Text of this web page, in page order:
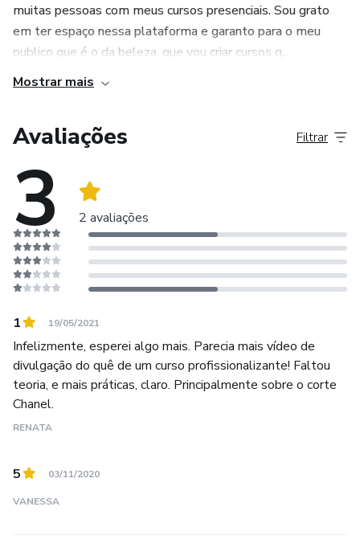
muitas pessoas com meus cursos presenciais. Sou grato
em ter espaço nessa plataforma e garanto para o meu
publico que é o da beleza, que vou criar cursos q...
Mostrar mais
Avaliações
3 2 avaliações
Filtrar
1 19/05/2021
Infelizmente, esperei algo mais. Parecia mais vídeo de
divulgação do quê de um curso profissionalizante! Faltou
teoria, e mais práticas, claro. Principalmente sobre o corte
Chanel.
RENATA
5 03/11/2020
VANESSA